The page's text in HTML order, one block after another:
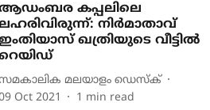
കപ്പലിലെ
ലഹരിവിരുന്ന്: നിർമാതാവ്
ഖത്രിയുടെ വീട്ടിൽ
മലയാളം ഡെസ്ക്
Oct 2021
1 min read